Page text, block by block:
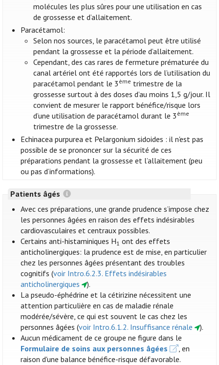
molécules les plus sûres pour une utilisation en cas
de grossesse et d’allaitement.
Paracétamol:
Selon nos sources, le paracétamol peut être utilisé
pendant la grossesse et la période d’allaitement.
Cependant, des cas rares de fermeture prématurée du
canal artériel ont été rapportés lors de l’utilisation du
paracétamol pendant le 3 ème trimestre de la
grossesse surtout à des doses d’au moins 1,5 g/jour. Il
convient de mesurer le rapport bénéfice/risque lors
d’une utilisation de paracétamol durant le 3 ème
trimestre de la grossesse.
Echinacea purpurea et Pelargonium sidoides : il n'est pas
possible de se prononcer sur la sécurité de ces
préparations pendant la grossesse et l’allaitement (peu
ou pas d’informations).
Patients âgés
Avec ces préparations, une grande prudence s’impose chez
les personnes âgées en raison des effets indésirables
cardiovasculaires et centraux possibles.
Certains anti-histaminiques H1 ont des effets
anticholinergiques: la prudence est de mise, en particulier
chez les personnes âgées présentant des troubles
cognitifs (voir Intro.6.2.3. Effets indésirables
anticholinergiques
).
La pseudo-éphédrine et la cétirizine nécessitent une
attention particulière en cas de maladie rénale
modérée/sévère, ce qui est souvent le cas chez les
personnes âgées (voir Intro.6.1.2. Insuffisance rénale
).
Aucun médicament de ce groupe ne figure dans le
Formulaire de soins aux personnes âgées
, en
raison d'une balance bénéfice-risque défavorable.